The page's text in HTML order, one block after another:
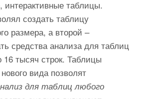
интерактивные таблицы.
создать таблицу
размера, а второй –
средства анализа для таблиц
тысяч строк. Таблицы
вида позволят
для таблиц любого